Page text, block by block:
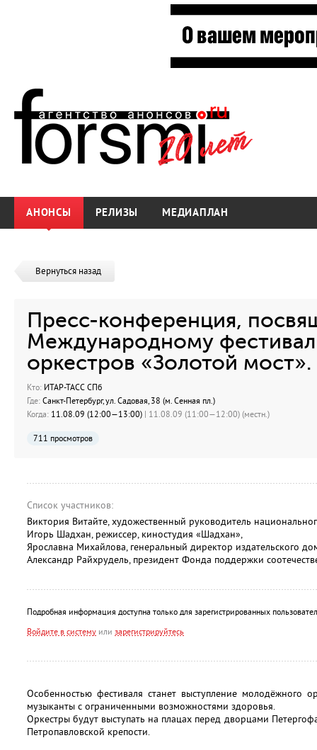
АНОНСЫ РЕЛИЗЫ МЕДИАПЛАН
Вернуться назад
Пресс-конференция,
Международному
оркестров «Золотой мост».
Кто: ИТАР-ТАСС СПб
Где: Санкт-Петербург, ул. Садовая, 38 (м. Сенная пл.)
Когда: 11.08.09 (12:00—13:00) | 11.08.09 (11:00—12:00) (местн.)
711 просмотров
Список участников:
Виктория Витайте, художественный руководитель
Игорь Шадхан, режиссер, киностудия «Шадхан»,
Ярославна Михайлова, генеральный директор издательского
Александр Райхрудель, президент Фонда поддержки
Подробная информация доступна только для зарегистрированных
Войдите в систему или зарегистрируйтесь
Особенностью фестиваля станет выступление молодёжного
музыканты с ограниченными возможностями здоровья.
Оркестры будут выступать на плацах перед дворцами
Петропавловской крепости.